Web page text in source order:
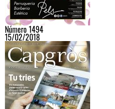
Número 1494
15/02/2018